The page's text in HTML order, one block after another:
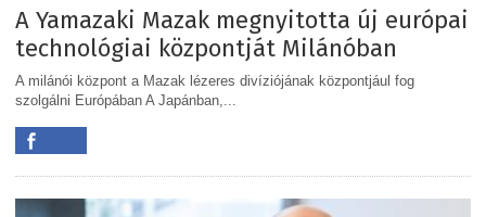
A Yamazaki Mazak megnyitotta új európai
technológiai központját Milánóban
A milánói központ a Mazak lézeres divíziójának központjául fog
szolgálni Európában A Japánban,...